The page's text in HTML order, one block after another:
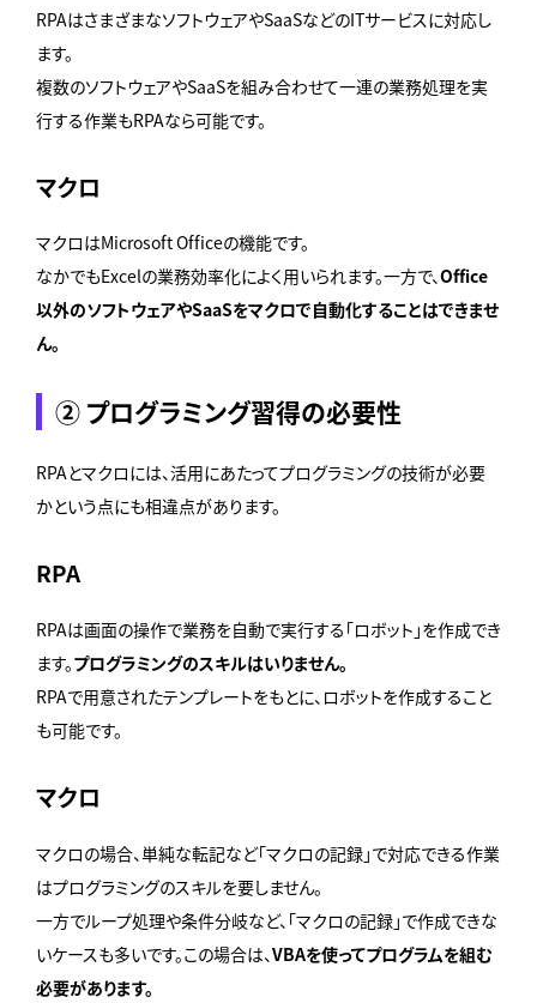
RPAはさまざまなソフトウェアやSaaSなどのITサービスに対応し
ます。
複数のソフトウェアやSaaSを組み合わせて一連の業務処理を実
行する作業もRPAなら可能です。
マクロ
マクロはMicrosoft Officeの機能です。
なかでもExcelの業務効率化によく用いられます。一方で、Office
以外のソフトウェアやSaaSをマクロで自動化することはできませ
ん。
② プログラミング習得の必要性
RPAとマクロには、活用にあたってプログラミングの技術が必要
かという点にも相違点があります。
RPA
RPAは画面の操作で業務を自動で実行する「ロボット」を作成でき
ます。プログラミングのスキルはいりません。
RPAで用意されたテンプレートをもとに、ロボットを作成すること
も可能です。
マクロ
マクロの場合、単純な転記など「マクロの記録」で対応できる作業
はプログラミングのスキルを要しません。
一方でループ処理や条件分岐など、「マクロの記録」で作成できな
いケースも多いです。この場合は、VBAを使ってプログラムを組む
必要があります。